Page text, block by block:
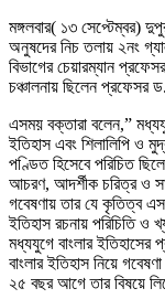
মঙ্গলবার( ১৩ সেপ্টেম্বর)
অনুষদের নিচ তলায় ২নং
বিভাগের চেয়ারম্যান
চঞ্চালনায় ছিলেন প্রফেসর
এসময় বক্তারা বলেন,”
ইতিহাস এবং শিলালিপি ও
পণ্ডিত হিসেবে পরিচিত
আচরণ, আদর্শীক চরিত্র ও
গবেষণায় তার যে কৃতিত্ব
ইতিহাস রচনায় পরিচিতি
মধ্যযুগে বাংলার ইতিহাসের
বাংলার ইতিহাস নিয়ে
২৫ বছর আগে তার বিষয়ে